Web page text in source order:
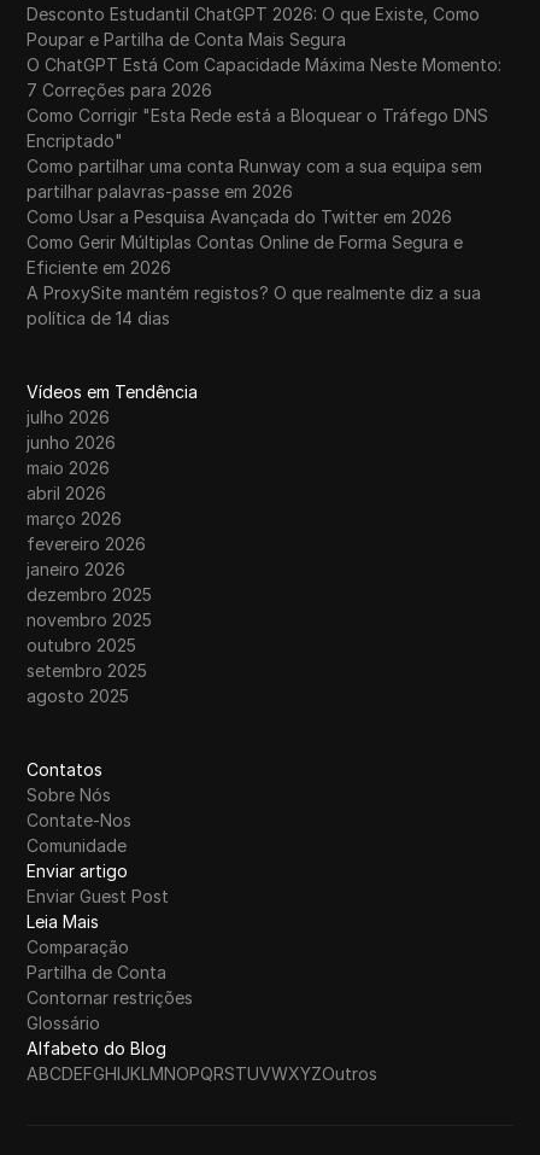
Desconto Estudantil ChatGPT 2026: O que Existe, Como
Poupar e Partilha de Conta Mais Segura
O ChatGPT Está Com Capacidade Máxima Neste Momento:
7 Correções para 2026
Como Corrigir "Esta Rede está a Bloquear o Tráfego DNS
Encriptado"
Como partilhar uma conta Runway com a sua equipa sem
partilhar palavras-passe em 2026
Como Usar a Pesquisa Avançada do Twitter em 2026
Como Gerir Múltiplas Contas Online de Forma Segura e
Eficiente em 2026
A ProxySite mantém registos? O que realmente diz a sua
política de 14 dias
Vídeos em Tendência
julho 2026
junho 2026
maio 2026
abril 2026
março 2026
fevereiro 2026
janeiro 2026
dezembro 2025
novembro 2025
outubro 2025
setembro 2025
agosto 2025
Contatos
Sobre Nós
Contate-Nos
Comunidade
Enviar artigo
Enviar Guest Post
Leia Mais
Comparação
Partilha de Conta
Contornar restrições
Glossário
Alfabeto do Blog
ABCDEFGHIJKLMNOPQRSTUVWXYZOutros